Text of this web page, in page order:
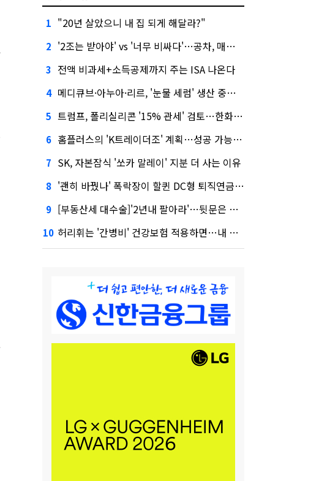
1 "20년 살았으니 내 집 되게 해달라?"
2 '2조는 받아야' vs '너무 비싸다'…공차, 매각 성공할까
3 전액 비과세+소득공제까지 주는 ISA 나온다
4 메디큐브·아누아·리르, '눈물 세럼' 생산 중단한다
5 트럼프, 폴리실리콘 '15% 관세' 검토…한화큐셀·OCI 영향은?
6 홈플러스의 'K트레이더조' 계획…성공 가능성은 '글쎄'
7 SK, 자본잠식 '쏘카 말레이' 지분 더 사는 이유
8 '괜히 바꿨나' 폭락장이 할퀸 DC형 퇴직연금…전문가 조언은
9 [부동산세 대수술]'2년내 팔아라'…뒷문은 열었다
10 허리휘는 '간병비' 건강보험 적용하면…내 간병보험은?